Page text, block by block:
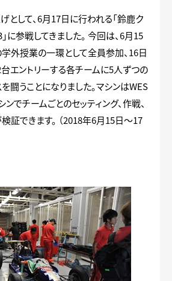
として、6月17日に行われる「鈴鹿ク
に参戦してきました。 今回は、6月15
学外授業の一環として全員参加、16日
2台エントリーする各チームに5人ずつの
闘うことになりました。マシンはWES
でチームごとのセッティング、作戦、
証できます。 （2018年6月15日～17